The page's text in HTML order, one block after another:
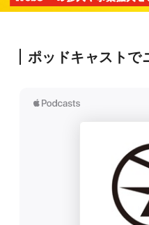
ポッドキャストで